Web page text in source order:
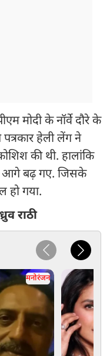
मोदी के नॉर्वे दौरे के
हेली लेंग ने
की थी. हालांकि
से आगे बढ़ गए. जिसके
हो गया.
राठी
मनोरंजन